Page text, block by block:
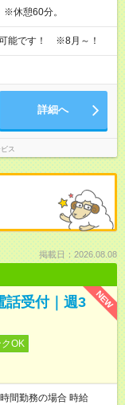
休憩60分。
能です！ ※8月～！
詳細へ
ス
掲載日：2026.08.08
NEW
話受付｜週3
OK
間勤務の場合 時給